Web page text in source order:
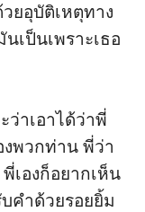
ยอุบัติเหตุทาง
เป็นเพราะเธอ
าเอาได้ว่าพี่
พวกท่าน พี่ว่า
เองก็อยากเห็น
คำด้วยรอยยิ้ม